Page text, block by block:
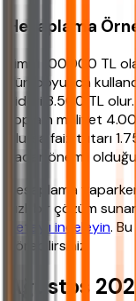
Hesaplama
Limiti 100.000 TL
gün boyunca
gideri 3.500 TL
toplam maliyet
olursa faiz tutarı
kadar önemli
Hesaplama
hızlı bir çözüm
detaylı inceleyin.
görebilirsiniz.
Ağustos